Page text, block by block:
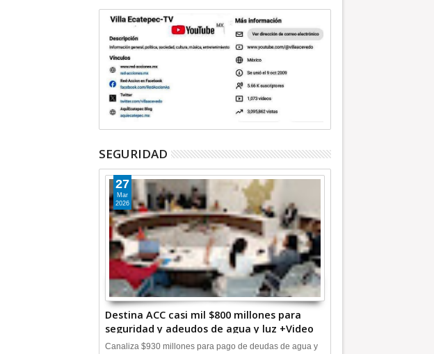
SEGURIDAD
Destina ACC casi mil $800 millones para
seguridad y adeudos de agua y luz +Video
27
Mar
2026
Canaliza $930 millones para pago de deudas de agua y